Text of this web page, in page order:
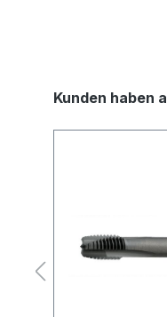
Kunden haben